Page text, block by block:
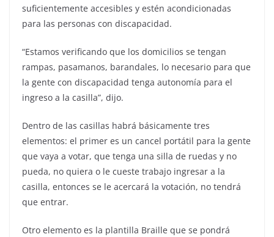
suficientemente accesibles y estén acondicionadas
para las personas con discapacidad.
“Estamos verificando que los domicilios se tengan
rampas, pasamanos, barandales, lo necesario para que
la gente con discapacidad tenga autonomía para el
ingreso a la casilla”, dijo.
Dentro de las casillas habrá básicamente tres
elementos: el primer es un cancel portátil para la gente
que vaya a votar, que tenga una silla de ruedas y no
pueda, no quiera o le cueste trabajo ingresar a la
casilla, entonces se le acercará la votación, no tendrá
que entrar.
Otro elemento es la plantilla Braille que se pondrá